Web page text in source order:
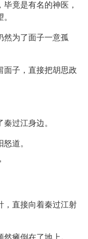
竟是有名的神医，
然为了面子一意孤
面子，直接把胡思政
过江身边。
道。
，直接向着秦过江射
瘫倒在了地上。